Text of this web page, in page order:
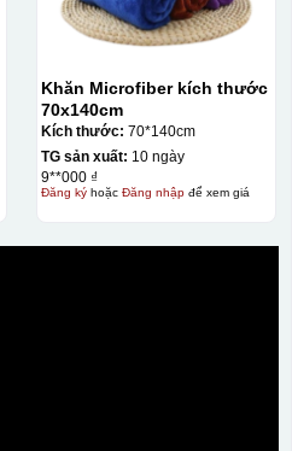
Khăn Microfiber kích thước
70x140cm
Kích thước: 70*140cm
TG sản xuất: 10 ngày
9**000 ₫
Đăng kýhoặc Đăng nhậpđể xem giá